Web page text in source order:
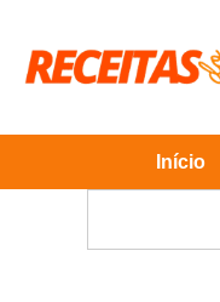
content
Início